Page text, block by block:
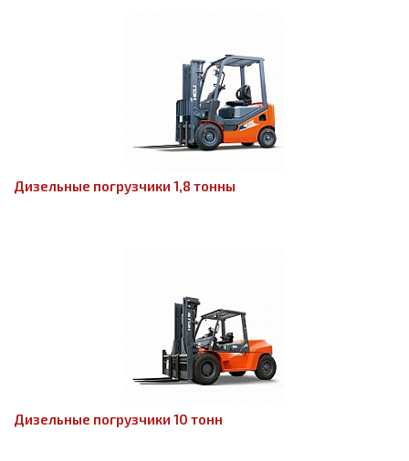
Дизельные погрузчики 1,8 тонны
Дизельные погрузчики 10 тонн